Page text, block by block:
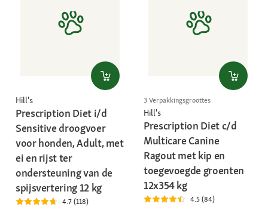
Hill's
Prescription Diet i/d
Sensitive droogvoer
voor honden, Adult, met
ei en rijst ter
ondersteuning van de
spijsvertering 12 kg
4.7 (118)
3 Verpakkingsgroottes
Hill's
Prescription Diet c/d
Multicare Canine
Ragout met kip en
toegevoegde groenten
12x354 kg
4.5 (84)